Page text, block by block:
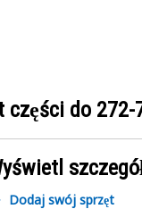
części do 272-
Dodaj swój sprzęt